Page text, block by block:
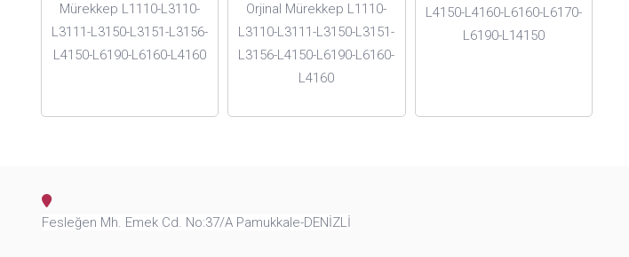
Mürekkep L1110-L3110-
L3111-L3150-L3151-L3156-
L4150-L6190-L6160-L4160
Orjinal Mürekkep L1110-
L3110-L3111-L3150-L3151-
L3156-L4150-L6190-L6160-
L4160
L4150-L4160-L6160-L6170-
L6190-L14150
Fesleğen Mh. Emek Cd. No:37/A Pamukkale-DENİZLİ